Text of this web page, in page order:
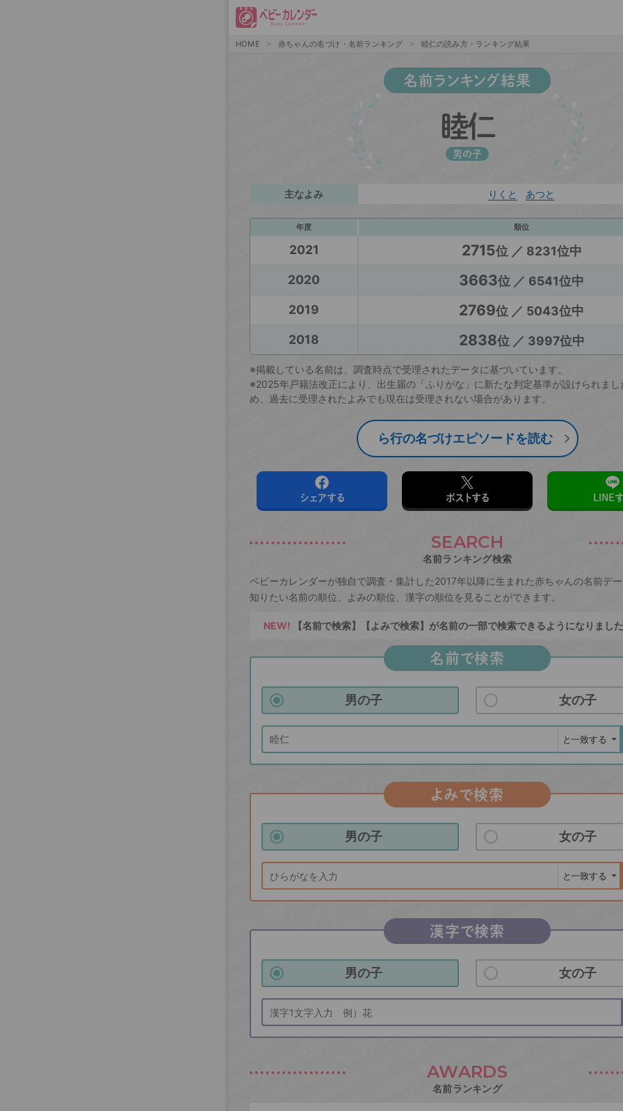
HOME 赤ちゃんの名づけ・名前ランキング 睦仁の読み方・ランキング結果
名前ランキング結果
睦仁
男の子
主なよみ りくと あつと
年度 順位
2021 2715位 ／ 8231位中
2020
3663位 ／ 6541位中
2019
2769位 ／ 5043位中
2018
2838位 ／ 3997位中
※掲載している名前は、調査時点で受理されたデータに基づいています。
※2025年戸籍法改正により、出生届の「ふりがな」に新たな判定基準が設けられまし
め、過去に受理されたよみでも現在は受理されない場合があります。
ら行の名づけエピソードを読む
シェアする ポストする LINE
SEARCH
名前ランキング検索
ベビーカレンダーが独自で調査・集計した2017年以降に生まれた赤ちゃんの名前デ
知りたい名前の順位、よみの順位、漢字の順位を見ることができます。
NEW! 【名前で検索】【よみで検索】が名前の一部で検索できるようになりまし
名前で検索
男の子 女の子
よみで検索
男の子 女の子
漢字で検索
男の子 女の子
AWARDS
名前ランキング